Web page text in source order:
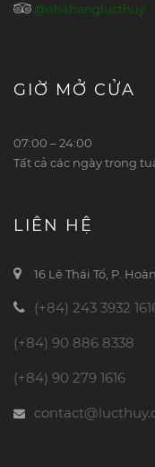
@nhahanglucthuy
GIỜ MỞ CỬA
07:00 – 24:00
Tất cả các ngày trong
LIÊN HỆ
16 Lê Thái Tổ, P.
(+84) 243 3932
(+84) 90 886 8338
(+84) 90 279 1616